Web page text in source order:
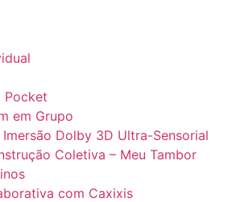
Pocket
em Grupo
Dolby 3D Ultra-Sensorial
Coletiva – Meu Tambor
com Caxixis